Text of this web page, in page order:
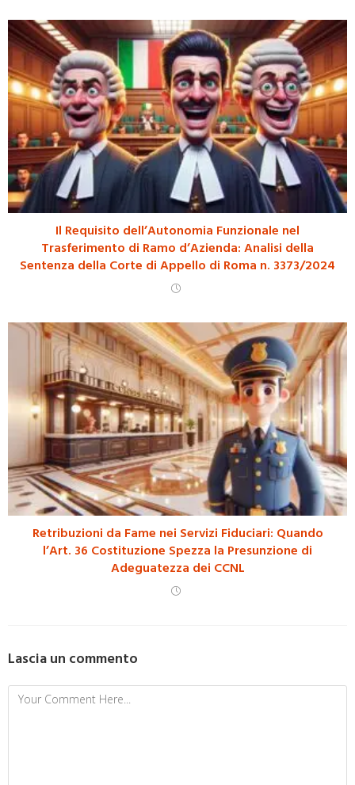
Il Requisito dell’Autonomia Funzionale nel
Trasferimento di Ramo d’Azienda: Analisi della
Sentenza della Corte di Appello di Roma n. 3373/2024
Retribuzioni da Fame nei Servizi Fiduciari: Quando
l’Art. 36 Costituzione Spezza la Presunzione di
Adeguatezza dei CCNL
Lascia un commento